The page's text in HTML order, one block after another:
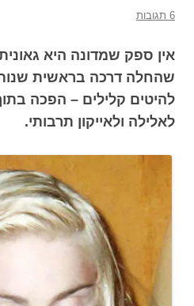
6 תגובות
אין ספק שמדונה היא
שהחלה דרכה בראשית
להיטים קלילים – הפכה
לאלילה ולאייקון תרבותי.